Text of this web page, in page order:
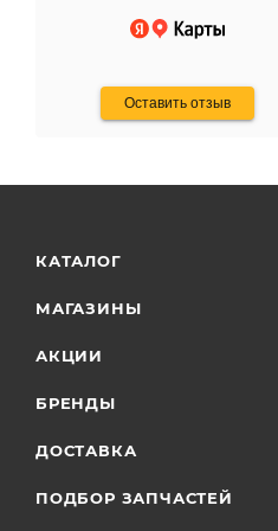
Оставить отзыв
КАТАЛОГ
МАГАЗИНЫ
АКЦИИ
БРЕНДЫ
ДОСТАВКА
ПОДБОР ЗАПЧАСТЕЙ